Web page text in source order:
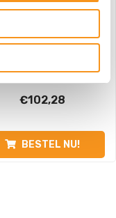
Tabouret Saar
€102,28
BESTEL NU!